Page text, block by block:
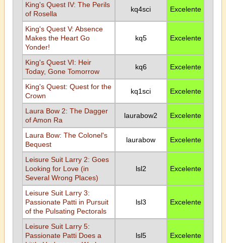
King's Quest IV: The Perils
of Rosella
kq4sci Excelente
King's Quest V: Absence
Makes the Heart Go
Yonder!
kq5 Excelente
King's Quest VI: Heir
Today, Gone Tomorrow
kq6 Excelente
King's Quest: Quest for the
Crown
kq1sci Excelente
Laura Bow 2: The Dagger
of Amon Ra
laurabow2 Excelente
Laura Bow: The Colonel's
Bequest
laurabow Excelente
Leisure Suit Larry 2: Goes
Looking for Love (in
Several Wrong Places)
lsl2 Excelente
Leisure Suit Larry 3:
Passionate Patti in Pursuit
of the Pulsating Pectorals
lsl3 Excelente
Leisure Suit Larry 5:
Passionate Patti Does a
lsl5 Excelente